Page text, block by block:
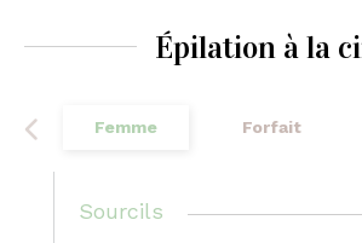
Épilation à la
Femme Forfait
Sourcils